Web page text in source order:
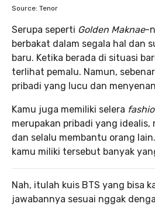
Source: Tenor
Serupa seperti Golden Maknae-
berbakat dalam segala hal dan
baru. Ketika berada di situasi
terlihat pemalu. Namun,
pribadi yang lucu dan
Kamu juga memiliki selera
merupakan pribadi yang idealis,
dan selalu membantu orang
kamu miliki tersebut banyak
Nah, itulah kuis BTS yang bisa
jawabannya sesuai nggak